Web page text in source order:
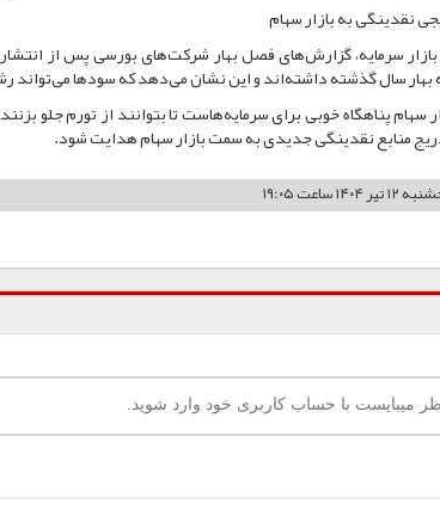
نقدینگی به بازار سهام
سال گذشته داشته‌اند و این نشان می‌دهد که سودها می‌تواند
سهام پناهگاه خوبی برای سرمایه‌هاست تا بتوانند از تورم جلو
منابع نقدینگی جدیدی به سمت بازار سهام هدایت شود.
۱۴۰۴ ساعت ۱۹:۰۵